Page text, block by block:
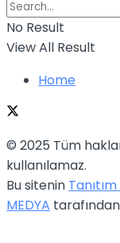
No Result
View All Result
Home
© 2025 Tüm
kullanılamaz.
Bu sitenin Tanıtım
MEDYA